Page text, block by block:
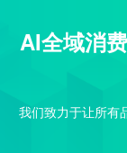
AI全域消
我们致力于让所有